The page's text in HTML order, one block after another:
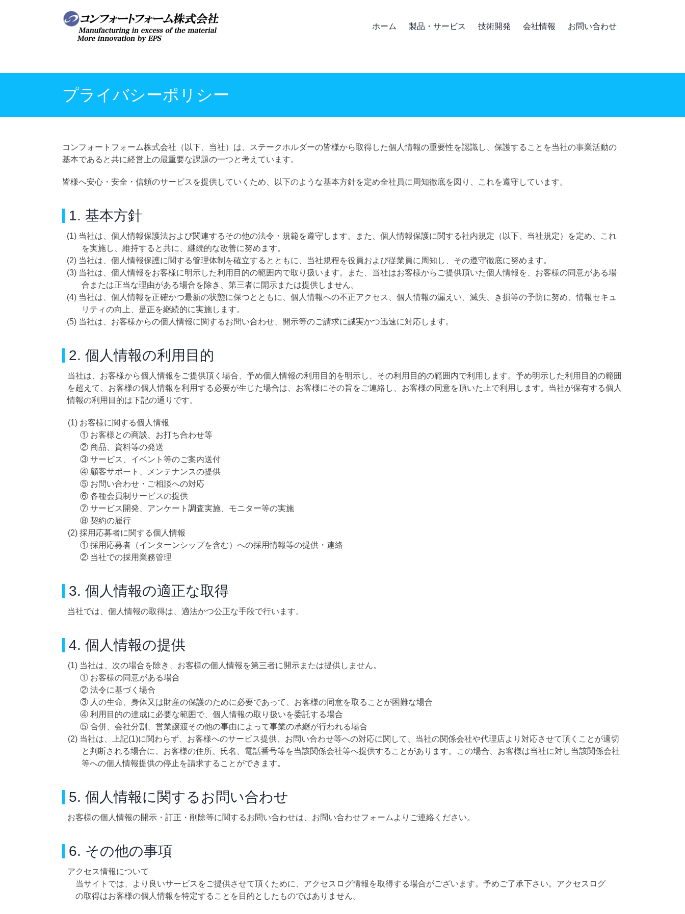
ホーム 製品・サービス 技術開発 会社情報 お問い合わせ
プライバシーポリシー
コンフォートフォーム株式会社（以下、当社）は、ステークホルダーの皆様から取得した個人情報の重要性を認識し、保護することを当社の事業活動の
基本であると共に経営上の最重要な課題の一つと考えています。
皆様へ安心・安全・信頼のサービスを提供していくため、以下のような基本方針を定め全社員に周知徹底を図り、これを遵守しています。
1. 基本方針
(1) 当社は、個人情報保護法および関連するその他の法令・規範を遵守します。また、個人情報保護に関する社内規定（以下、当社規定）を定め、これ
を実施し、維持すると共に、継続的な改善に努めます。
(2) 当社は、個人情報保護に関する管理体制を確立するとともに、当社規程を役員および従業員に周知し、その遵守徹底に努めます。
(3) 当社は、個人情報をお客様に明示した利用目的の範囲内で取り扱います。また、当社はお客様からご提供頂いた個人情報を、お客様の同意がある場
合または正当な理由がある場合を除き、第三者に開示または提供しません。
(4) 当社は、個人情報を正確かつ最新の状態に保つとともに、個人情報への不正アクセス、個人情報の漏えい、滅失、き損等の予防に努め、情報セキュ
リティの向上、是正を継続的に実施します。
(5) 当社は、お客様からの個人情報に関するお問い合わせ、開示等のご請求に誠実かつ迅速に対応します。
2. 個人情報の利用目的
当社は、お客様から個人情報をご提供頂く場合、予め個人情報の利用目的を明示し、その利用目的の範囲内で利用します。予め明示した利用目的の範囲
を超えて、お客様の個人情報を利用する必要が生じた場合は、お客様にその旨をご連絡し、お客様の同意を頂いた上で利用します。当社が保有する個人
情報の利用目的は下記の通りです。
(1) お客様に関する個人情報
① お客様との商談、お打ち合わせ等
② 商品、資料等の発送
③ サービス、イベント等のご案内送付
④ 顧客サポート、メンテナンスの提供
⑤ お問い合わせ・ご相談への対応
⑥ 各種会員制サービスの提供
⑦ サービス開発、アンケート調査実施、モニター等の実施
⑧ 契約の履行
(2) 採用応募者に関する個人情報
① 採用応募者（インターンシップを含む）への採用情報等の提供・連絡
② 当社での採用業務管理
3. 個人情報の適正な取得
当社では、個人情報の取得は、適法かつ公正な手段で行います。
4. 個人情報の提供
(1) 当社は、次の場合を除き、お客様の個人情報を第三者に開示または提供しません。
① お客様の同意がある場合
② 法令に基づく場合
③ 人の生命、身体又は財産の保護のために必要であって、お客様の同意を取ることが困難な場合
④ 利用目的の達成に必要な範囲で、個人情報の取り扱いを委託する場合
⑤ 合併、会社分割、営業譲渡その他の事由によって事業の承継が行われる場合
(2) 当社は、上記(1)に関わらず、お客様へのサービス提供、お問い合わせ等への対応に関して、当社の関係会社や代理店より対応させて頂くことが適切
と判断される場合に、お客様の住所、氏名、電話番号等を当該関係会社等へ提供することがあります。この場合、お客様は当社に対し当該関係会社
等への個人情報提供の停止を請求することができます。
5. 個人情報に関するお問い合わせ
お客様の個人情報の開示・訂正・削除等に関するお問い合わせは、お問い合わせフォームよりご連絡ください。
6. その他の事項
アクセス情報について
当サイトでは、より良いサービスをご提供させて頂くために、アクセスログ情報を取得する場合がございます。予めご了承下さい。アクセスログ
の取得はお客様の個人情報を特定することを目的としたものではありません。